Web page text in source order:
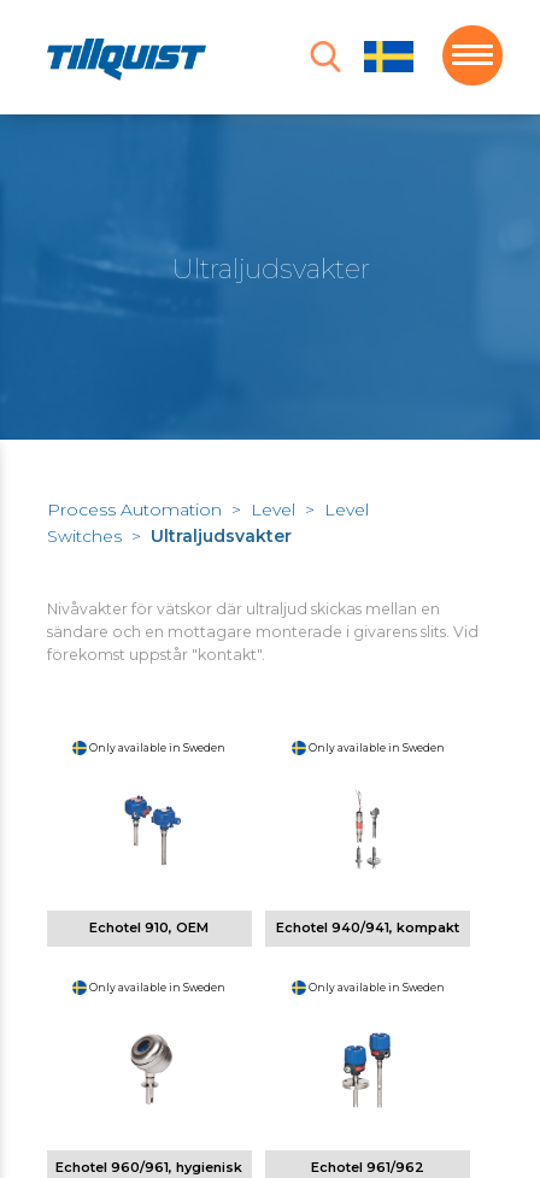
Ultraljudsvakter
Process Automation > Level >
Level
Switches > Ultraljudsvakter
Nivåvakter för vätskor där ultraljud skickas mellan en
sändare och en mottagare monterade i givarens slits. Vid
förekomst uppstår "kontakt".
Echotel 910, OEM
Only available in Sweden
Echotel 940/941, kompakt
Only available in Sweden
Echotel 960/961, hygienisk
Only available in Sweden
Echotel 961/962
Only available in Sweden